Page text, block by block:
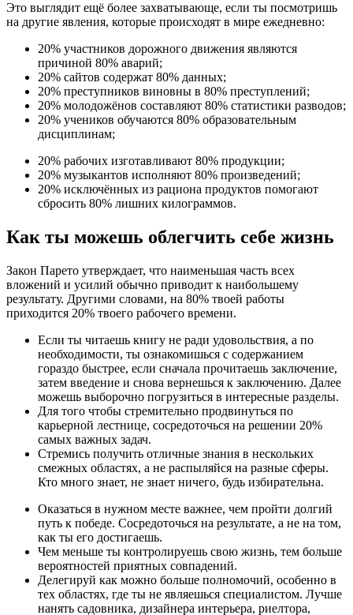
Это выглядит ещё более захватывающе, если ты посмотришь
на другие явления, которые происходят в мире ежедневно:
20% участников дорожного движения являются
причиной 80% аварий;
20% сайтов содержат 80% данных;
20% преступников виновны в 80% преступлений;
20% молодожёнов составляют 80% статистики разводов;
20% учеников обучаются 80% образовательным
дисциплинам;
20% рабочих изготавливают 80% продукции;
20% музыкантов исполняют 80% произведений;
20% исключённых из рациона продуктов помогают
сбросить 80% лишних килограммов.
Как ты можешь облегчить себе жизнь
Закон Парето утверждает, что наименьшая часть всех
вложений и усилий обычно приводит к наибольшему
результату. Другими словами, на 80% твоей работы
приходится 20% твоего рабочего времени.
Если ты читаешь книгу не ради удовольствия, а по
необходимости, ты ознакомишься с содержанием
гораздо быстрее, если сначала прочитаешь заключение,
затем введение и снова вернешься к заключению. Далее
можешь выборочно погрузиться в интересные разделы.
Для того чтобы стремительно продвинуться по
карьерной лестнице, сосредоточься на решении 20%
самых важных задач.
Стремись получить отличные знания в нескольких
смежных областях, а не распыляйся на разные сферы.
Кто много знает, не знает ничего, будь избирательна.
Оказаться в нужном месте важнее, чем пройти долгий
путь к победе. Сосредоточься на результате, а не на том,
как ты его достигаешь.
Чем меньше ты контролируешь свою жизнь, тем больше
вероятностей приятных совпадений.
Делегируй как можно больше полномочий, особенно в
тех областях, где ты не являешься специалистом. Лучше
нанять садовника, дизайнера интерьера, риелтора,